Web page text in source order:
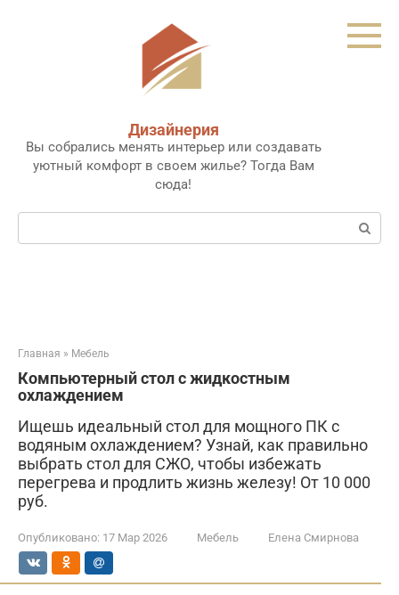
Дизайнерия
Вы собрались менять интерьер или создавать
уютный комфорт в своем жилье? Тогда Вам
сюда!
Поиск:
Главная » Мебель
Компьютерный стол с жидкостным
охлаждением
Ищешь идеальный стол для мощного ПК с
водяным охлаждением? Узнай, как правильно
выбрать стол для СЖО, чтобы избежать
перегрева и продлить жизнь железу! От 10 000
руб.
Опубликовано: 17 Мар 2026 Мебель Елена Смирнова